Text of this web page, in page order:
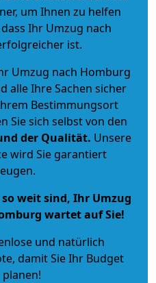
um Ihnen zu helfen
Ihr Umzug nach
ist.
Umzug nach Homburg
alle Ihre Sachen sicher
Bestimmungsort
Sie sich selbst von den
der Qualität. Unsere
wird Sie garantiert
weit sind, Ihr Umzug
wartet auf Sie!
und natürlich
, damit Sie Ihr Budget